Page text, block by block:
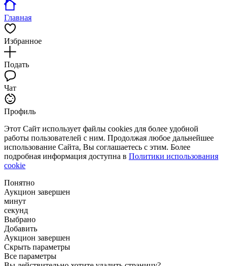
Главная
Избранное
Подать
Чат
Профиль
Этот Сайт использует файлы cookies для более удобной
работы пользователей с ним. Продолжая любое дальнейшее
использование Сайта, Вы соглашаетесь с этим. Более
подробная информация доступна в Политики использования
cookie
Понятно
Аукцион завершен
минут
секунд
Выбрано
Добавить
Аукцион завершен
Скрыть параметры
Все параметры